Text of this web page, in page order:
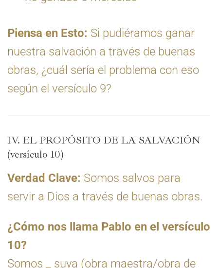
Piensa en Esto: Si pudiéramos ganar
nuestra salvación a través de buenas
obras, ¿cuál sería el problema con eso
según el versículo 9?
IV. EL PROPÓSITO DE LA SALVACIÓN
(versículo 10)
Verdad Clave: Somos salvos para
servir a Dios a través de buenas obras.
¿Cómo nos llama Pablo en el versículo
10?
Somos
suya (obra maestra/obra de